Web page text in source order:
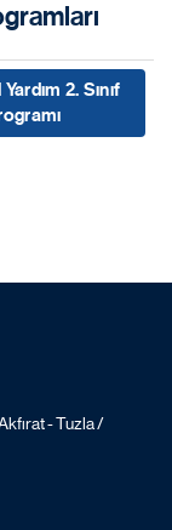
2. Sınıf
- Tuzla /